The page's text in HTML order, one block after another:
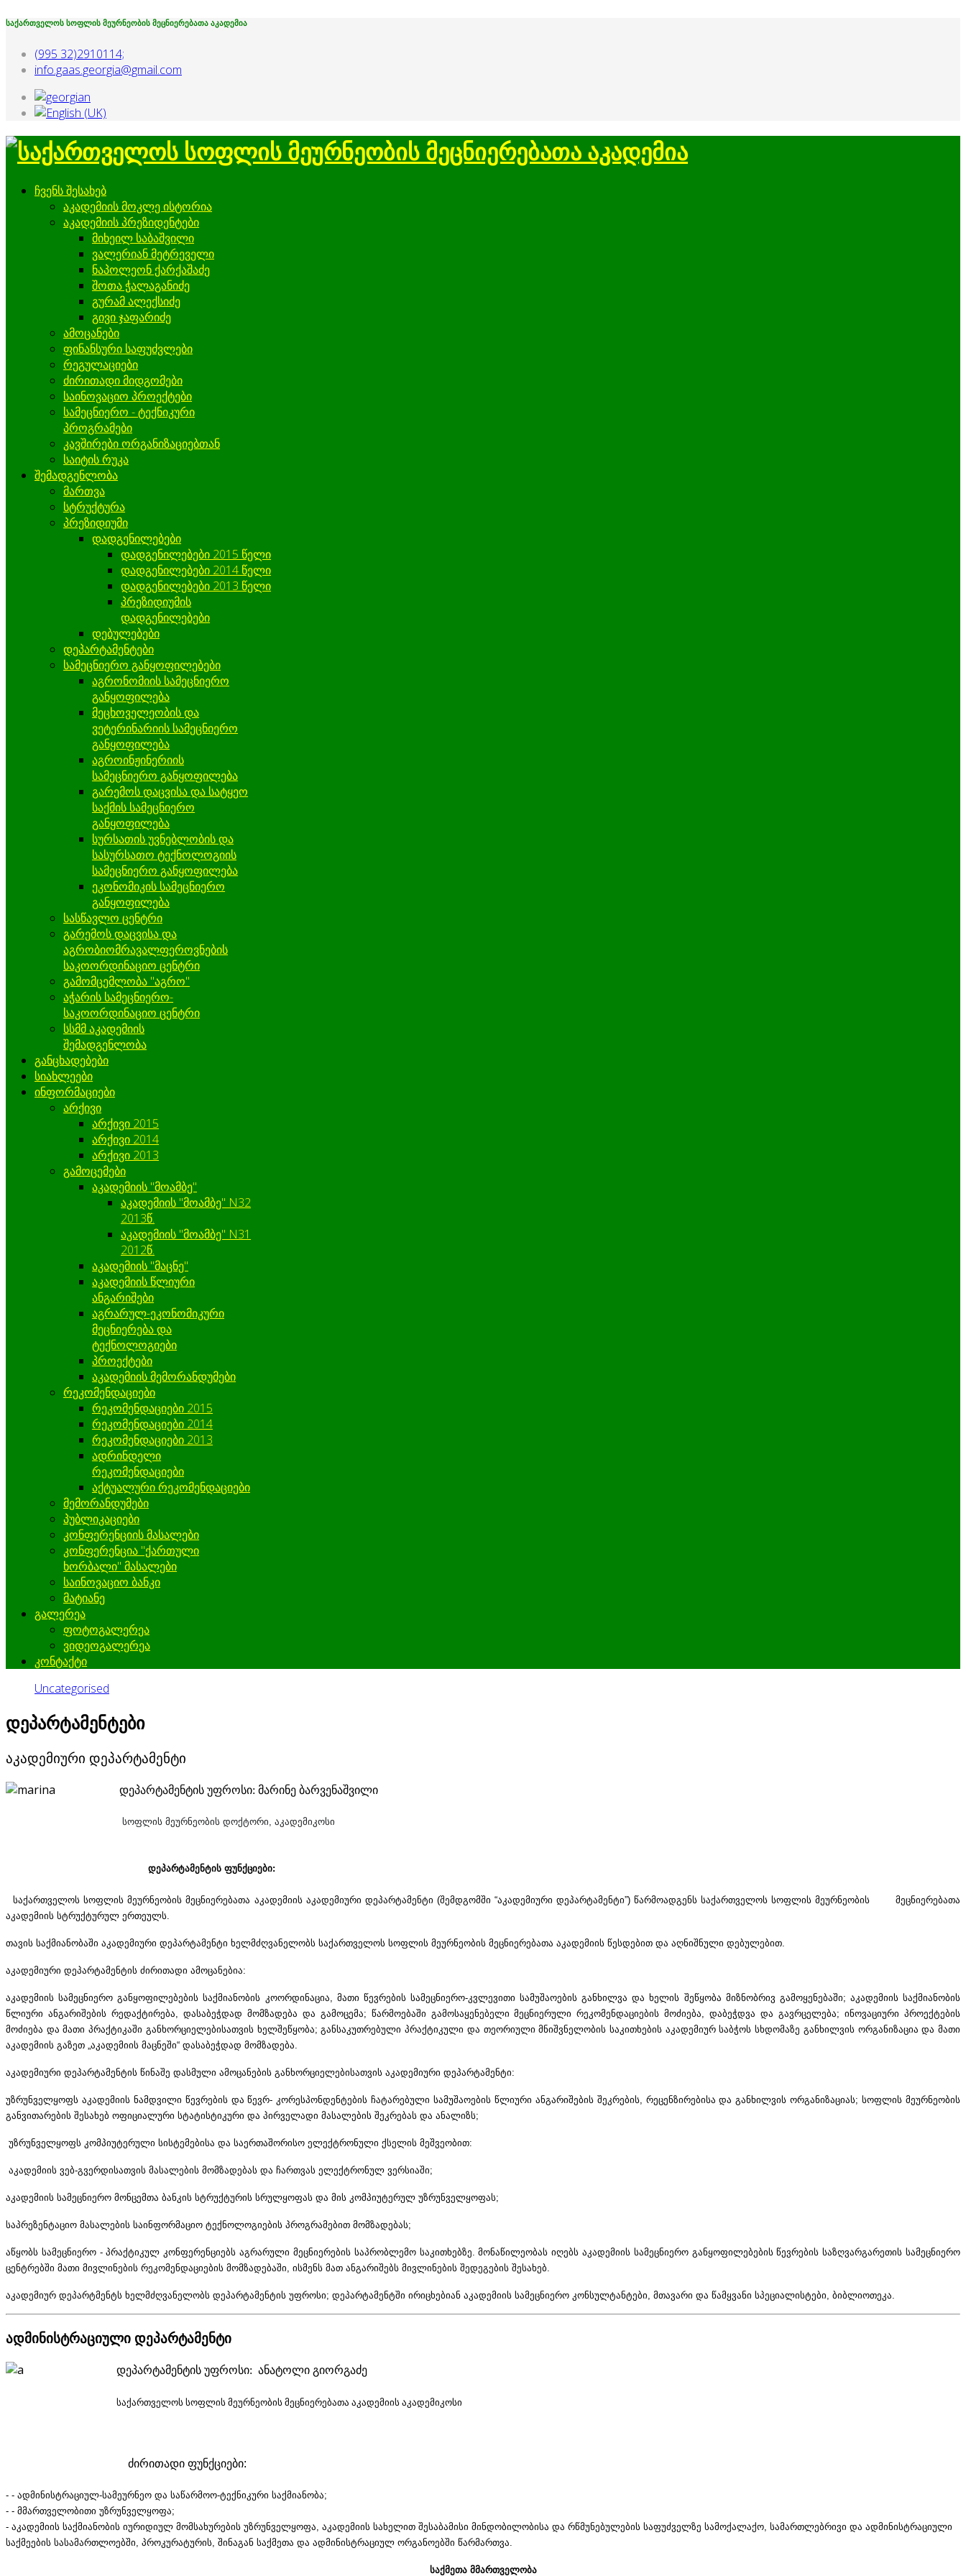
საქართველოს სოფლის მეურნეობის მეცნიერებათა აკადემია
(995 32)2910114;
info.gaas.georgia@gmail.com
ჩვენს შესახებ
აკადემიის მოკლე ისტორია
აკადემიის პრეზიდენტები
მიხეილ საბაშვილი
ვალერიან მეტრეველი
ნაპოლეონ ქარქაშაძე
შოთა ჭალაგანიძე
გურამ ალექსიძე
გივი ჯაფარიძე
ამოცანები
ფინანსური საფუძვლები
რეგულაციები
ძირითადი მიდგომები
საინოვაციო პროექტები
სამეცნიერო - ტექნიკური
პროგრამები
კავშირები ორგანიზაციებთან
საიტის რუკა
შემადგენლობა
მართვა
სტრუქტურა
პრეზიდიუმი
დადგენილებები
დადგენილებები 2015 წელი
დადგენილებები 2014 წელი
დადგენილებები 2013 წელი
პრეზიდიუმის
დადგენილებები
დებულებები
დეპარტამენტები
სამეცნიერო განყოფილებები
აგრონომიის სამეცნიერო
განყოფილება
მეცხოველეობის და
ვეტერინარიის სამეცნიერო
განყოფილება
აგროინჟინერიის
სამეცნიერო განყოფილება
გარემოს დაცვისა და სატყეო
საქმის სამეცნიერო
განყოფილება
სურსათის უვნებლობის და
სასურსათო ტექნოლოგიის
სამეცნიერო განყოფილება
ეკონომიკის სამეცნიერო
განყოფილება
სასწავლო ცენტრი
გარემოს დაცვისა და
აგრობიომრავალფეროვნების
საკოორდინაციო ცენტრი
გამომცემლობა "აგრო"
აჭარის სამეცნიერო-
საკოორდინაციო ცენტრი
სსმმ აკადემიის
შემადგენლობა
განცხადებები
სიახლეები
ინფორმაციები
არქივი
არქივი 2015
არქივი 2014
არქივი 2013
გამოცემები
აკადემიის "მოამბე"
აკადემიის "მოამბე" N32
2013წ.
აკადემიის "მოამბე" N31
2012წ.
აკადემიის "მაცნე"
აკადემიის წლიური
ანგარიშები
აგრარულ-ეკონომიკური
მეცნიერება და
ტექნოლოგიები
პროექტები
აკადემიის მემორანდუმები
რეკომენდაციები
რეკომენდაციები 2015
რეკომენდაციები 2014
რეკომენდაციები 2013
ადრინდელი
რეკომენდაციები
აქტუალური რეკომენდაციები
მემორანდუმები
პუბლიკაციები
კონფერენციის მასალები
კონფერენცია "ქართული
ხორბალი" მასალები
საინოვაციო ბანკი
მატიანე
გალერეა
ფოტოგალერეა
ვიდეოგალერეა
კონტაქტი
Uncategorised
დეპარტამენტები
აკადემიური დეპარტამენტი
დეპარტამენტის უფროსი: მარინე ბარვენაშვილი
სოფლის მეურნეობის დოქტორი, აკადემიკოსი
დეპარტამენტის ფუნქციები:
საქართველოს სოფლის მეურნეობის მეცნიერებათა აკადემიის აკადემიური დეპარტამენტი (შემდგომში “აკადემიური დეპარტამენტი”) წარმოადგენს საქართველოს სოფლის მეურნეობის მეცნიერებათა
აკადემიის სტრუქტურულ ერთეულს.
თავის საქმიანობაში აკადემიური დეპარტამენტი ხელმძღვანელობს საქართველოს სოფლის მეურნეობის მეცნიერებათა აკადემიის წესდებით და აღნიშნული დებულებით.
აკადემიური დეპარტამენტის ძირითადი ამოცანებია:
აკადემიის სამეცნიერო განყოფილებების საქმიანობის კოორდინაცია, მათი წევრების სამეცნიერო-კვლევითი სამუშაოების განხილვა და ხელის შეწყობა მიზნობრივ გამოყენებაში; აკადემიის საქმიანობის
წლიური ანგარიშების რედაქტირება, დასაბეჭდად მომზადება და გამოცემა; წარმოებაში გამოსაყენებელი მეცნიერული რეკომენდაციების მოძიება, დაბეჭდვა და გავრცელება; ინოვაციური პროექტების
მოძიება და მათი პრაქტიკაში განხორციელებისათვის ხელშეწყობა; განსაკუთრებული პრაქტიკული და თეორიული მნიშვნელობის საკითხების აკადემიურ საბჭოს სხდომაზე განხილვის ორგანიზაცია და მათი
აკადემიის გაზეთ „აკადემიის მაცნეში“ დასაბეჭდად მომზადება.
აკადემიური დეპარტამენტის წინაშე დასმული ამოცანების განხორციელებისათვის აკადემიური დეპარტამენტი:
უზრუნველყოფს აკადემიის ნამდვილი წევრების და წევრ- კორესპონდენტების ჩატარებული სამუშაოების წლიური ანგარიშების შეკრების, რეცენზირებისა და განხილვის ორგანიზაციას; სოფლის მეურნეობის
განვითარების შესახებ ოფიციალური სტატისტიკური და პირველადი მასალების შეკრებას და ანალიზს;
უზრუნველყოფს კომპიუტერული სისტემებისა და საერთაშორისო ელექტრონული ქსელის მეშვეობით:
აკადემიის ვებ-გვერდისათვის მასალების მომზადებას და ჩართვას ელექტრონულ ვერსიაში;
აკადემიის სამეცნიერო მონცემთა ბანკის სტრუქტურის სრულყოფას და მის კომპიუტერულ უზრუნველყოფას;
საპრეზენტაციო მასალების საინფორმაციო ტექნოლოგიების პროგრამებით მომზადებას;
აწყობს სამეცნიერო - პრაქტიკულ კონფერენციებს აგრარული მეცნიერების საპრობლემო საკითხებზე. მონაწილეობას იღებს აკადემიის სამეცნიერო განყოფილებების წევრების საზღვარგარეთის სამეცნიერო
ცენტრებში მათი მივლინების რეკომენდაციების მომზადებაში, ისმენს მათ ანგარიშებს მივლინების შედეგების შესახებ.
აკადემიურ დეპარტმენტს ხელმძღვანელობს დეპარტამენტის უფროსი; დეპარტამენტში ირიცხებიან აკადემიის სამეცნიერო კონსულტანტები, მთავარი და წამყვანი სპეციალისტები, ბიბლიოთეკა.
ადმინისტრაციული დეპარტამენტი
დეპარტამენტის უფროსი: ანატოლი გიორგაძე
საქართველოს სოფლის მეურნეობის მეცნიერებათა აკადემიის აკადემიკოსი
ძირითადი ფუნქციები:
- - ადმინისტრაციულ-სამეურნეო და საწარმოო-ტექნიკური საქმიანობა;
- - მმართველობითი უზრუნველყოფა;
- აკადემიის საქმიანობის იურიდიულ მომსახურების უზრუნველყოფა, აკადემიის სახელით შესაბამისი მინდობილობისა და რწმუნებულების საფუძველზე სამოქალაქო, სამართლებრივი და ადმინისტრაციული
საქმეების სასამართლოებში, პროკურატურის, შინაგან საქმეთა და ადმინისტრაციულ ორგანოებში წარმართვა.
საქმეთა მმართველობა